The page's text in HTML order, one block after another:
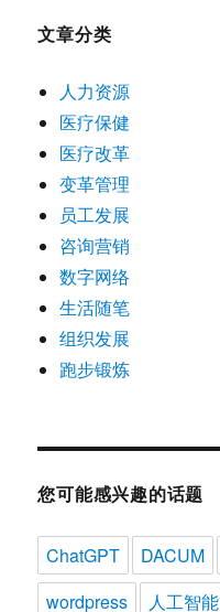
文章分类
人力资源
医疗保健
医疗改革
变革管理
员工发展
咨询营销
数字网络
生活随笔
组织发展
跑步锻炼
您可能感兴趣的话题
ChatGPT DACUM
wordpress
人工智能